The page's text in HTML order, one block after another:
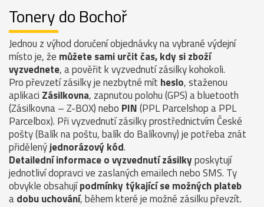
Tonery do Bochoř
Jednou z výhod doručení objednávky na vybrané výdejní
místo je, že můžete sami určit čas, kdy si zboží
vyzvednete, a pověřit k vyzvednutí zásilky kohokoli.
Pro převzetí zásilky je nezbytné mít heslo, staženou
aplikaci Zásilkovna, zapnutou polohu (GPS) a bluetooth
(Zásilkovna – Z-BOX) nebo PIN(PPL Parcelshop a PPL
Parcelbox). Při vyzvednutí zásilky prostřednictvím České
pošty (Balík na poštu, balík do Balíkovny) je potřeba znát
přidělenýjednorázový kód.
Detailední informace o vyzvednutí zásilkyposkytují
jednotliví dopravci ve zaslaných emailech nebo SMS. Ty
obvykle obsahujípodmínky týkající se možných plateb
adobu uchování, během které je možné zásilku převzít.